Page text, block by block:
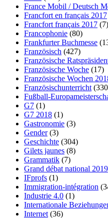
France Mobil / Deutsch
Francfort en français 2017
Francfort français 2017 (7)
Francophonie (80)
Frankfurter Buchmesse
Französisch (427)
Französische
Französische Woche (17)
Französische Wochen
Französischunterricht
Fußball-
G7 (1)
G7 2018 (1)
Gastronomie (3)
Gender(3)
Geschichte (304)
Gilets jaunes (8)
Grammatik (7)
Grand débat national 2019
IFprofs (1)
Immigration-intégration
Industrie 4.0 (1)
Internationale
Internet (36)